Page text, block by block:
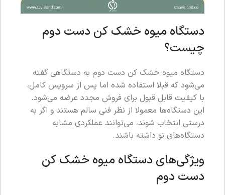
دستگاه میوه خشک کن دست دوم
چیست؟
دستگاه میوه خشک کن دست دوم به دستگاهی گفته
می‌شود که قبلا استفاده شده اما پس از سرویس کامل،
با کیفیت قابل قبول برای فروش مجدد عرضه می‌شود.
این دستگاه‌ها معمولا از نظر فنی سالم هستند و اگر به
درستی انتخاب شوند، می‌توانند عملکردی مشابه
دستگاه‌های نو داشته باشند.
ویژگی‌های دستگاه میوه خشک کن
دست دوم